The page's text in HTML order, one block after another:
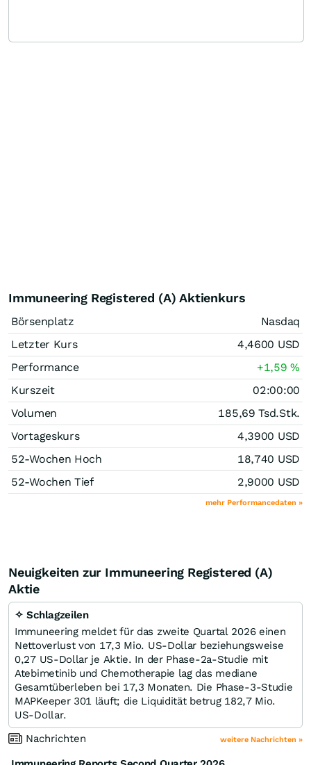
Immuneering Registered (A) Aktienkurs
Börsenplatz
Nasdaq
Letzter Kurs
4,4600 USD
Performance
+1,59%
Kurszeit
02:00:00
Volumen
185,69 Tsd.Stk.
Vortageskurs
4,3900 USD
52-Wochen Hoch
18,740 USD
52-Wochen Tief
2,9000 USD
mehr Performancedaten »
Neuigkeiten zur Immuneering Registered (A)
Aktie
✧ Schlagzeilen
Immuneering meldet für das zweite Quartal 2026 einen
Nettoverlust von 17,3 Mio. US-Dollar beziehungsweise
0,27 US-Dollar je Aktie. In der Phase-2a-Studie mit
Atebimetinib und Chemotherapie lag das mediane
Gesamtüberleben bei 17,3 Monaten. Die Phase-3-Studie
MAPKeeper 301 läuft; die Liquidität betrug 182,7 Mio.
US-Dollar.
Nachrichten
weitere Nachrichten »